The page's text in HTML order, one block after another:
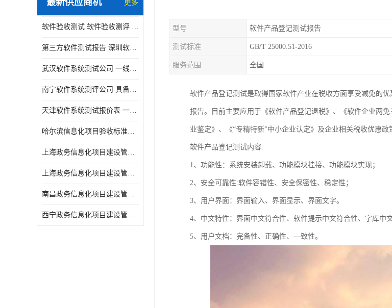
最新供应商机 更多
软件验收测试 软件验收测评 软件确认测试标准及测试方法
第三方软件测试报告 深圳软件测评报告 安全验收测试报告
武汉软件系统测试公司 一线实验室 测试大概是需要多久时间呢
南宁软件系统测评公司 具备CMA/CNAS资质 出具正规测试报告
天津软件系统测试报价表 一线实验室 了解更多的测试信息
哈尔滨信息化项目验收标准单位
上海政务信息化项目建设管理办法价格
上海政务信息化项目建设管理办法机构
南昌政务信息化项目建设管理办法实验室
西宁政务信息化项目建设管理办法报告
型号 软件产品登记测试报告
测试标准 GB/T 25000.51-2016
服务范围 全国
软件产品登记测试是取得国家软件产业在税收方面享受减免的
报告。目前主要应用于《软件产品登记退税》、《软件企业两
业鉴定》、《“专精特新”中小企业认定》及企业相关税收优惠政
软件产品登记测试内容:
1、功能性：系统安装卸载、功能模块挂接、功能模块实现；
2、安全可靠性:软件容错性、安全保密性、稳定性；
3、用户界面：界面输入、界面显示、界面文字。
4、中文特性：界面中文符合性、软件提示中文符合性、字库中
5、用户文档：完备性、正确性、—致性。